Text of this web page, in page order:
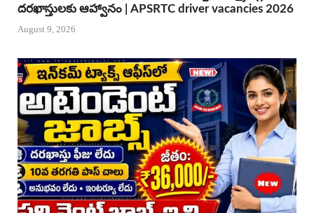
దరఖాస్తులకు ఆహ్వానం | APSRTC driver vacancies 2026
August 9, 2026